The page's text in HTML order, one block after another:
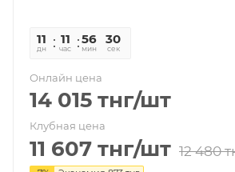
11
дн
11
час
56
мин
30
сек
Онлайн цена
14 015 тнг/шт
Клубная цена
11 607 тнг/шт 12 480